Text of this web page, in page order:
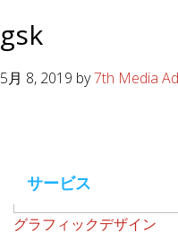
gsk
5月 8, 2019 by7th Media
サービス
グラフィックデザイン